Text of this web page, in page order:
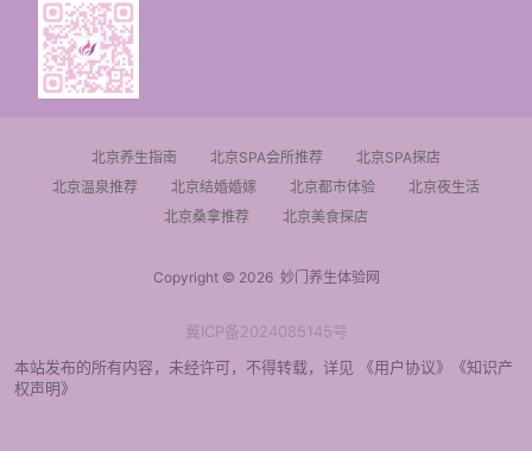
北京养生指南 北京SPA会所推荐
北京SPA探店
北京温泉推荐
北京结婚婚嫁 北京都市体验
北京夜生活
北京桑拿推荐
北京美食探店
Copyright © 2026妙门养生体验网
冀ICP备2024085145号
本站发布的所有内容，未经许可，不得转载，详见
《用户协议》
《知识产
权声明》